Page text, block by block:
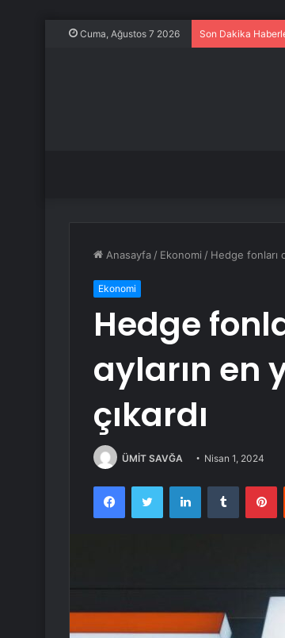
Cuma, Ağustos 7 2026 Son Dakika
Anasayfa / Ekonomi / Hedge fonları
Ekonomi
Hedge
ayların en
çıkardı
ÜMİT SAVĞA Nisan 1, 2024
FacebookTwitter LinkedInTumblr